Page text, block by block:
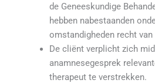
de Geneeskundige
hebben nabestaanden
omstandigheden recht
De cliënt verplicht zich
anamnesegesprek
therapeut te verstrekken.